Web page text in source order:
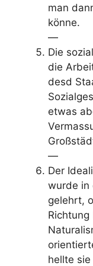
man
könne.
—
Die
die
desd
etwas
—
Der
wurde in
gelehrt,
hellte